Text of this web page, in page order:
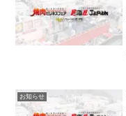
お知らせ